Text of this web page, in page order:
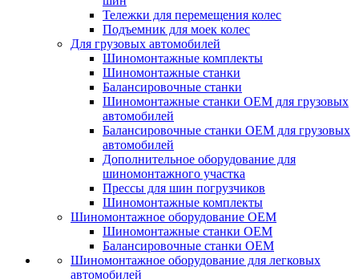
Тележки для перемещения колес
Подъемник для моек колеc
Для грузовых автомобилей
Шиномонтажные комплекты
Шиномонтажные станки
Балансировочные станки
Шиномонтажные станки ОЕМ для грузовых
автомобилей
Балансировочные станки ОЕМ для грузовых
автомобилей
Дополнительное оборудование для
шиномонтажного участка
Прессы для шин погрузчиков
Шиномонтажные комплекты
Шиномонтажное оборудование ОЕМ
Шиномонтажные станки ОЕМ
Балансировочные станки ОЕМ
Шиномонтажное оборудование для легковых
автомобилей